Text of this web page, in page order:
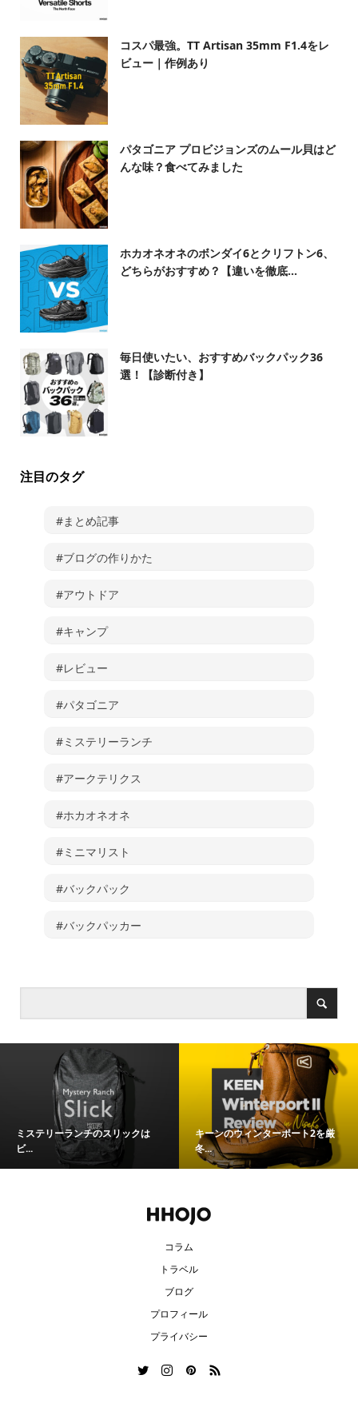
コスパ最強。TT Artisan 35mm F1.4をレ
ビュー｜作例あり
パタゴニア プロビジョンズのムール貝はど
んな味？食べてみました
ホカオネオネのボンダイ6とクリフトン6、
どちらがおすすめ？【違いを徹底...
毎日使いたい、おすすめバックパック36
選！【診断付き】
注目のタグ
#まとめ記事
#ブログの作りかた
#アウトドア
#キャンプ
#レビュー
#パタゴニア
#ミステリーランチ
#アークテリクス
#ホカオネオネ
#ミニマリスト
#バックパック
#バックパッカー
ミステリーランチのスリックは
ビ...
キーンのウィンターポート2を厳
冬...
コラム
トラベル
ブログ
プロフィール
プライバシー